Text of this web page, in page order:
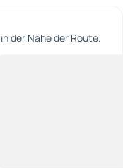
der Nähe der Route.